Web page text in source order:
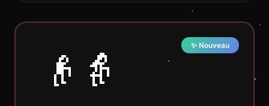
✨ Nouveau
👴👵